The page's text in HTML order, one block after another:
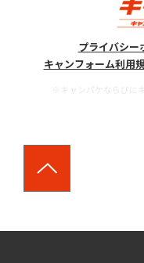
プライバシー
キャンフォーム利用
※キャンパケならびに